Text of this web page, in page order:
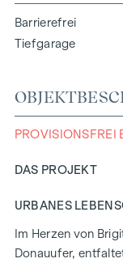
Barrierefrei
Tiefgarage
PROVISIONSFREI
DAS PROJEKT
URBANES
Im Herzen von
Donauufer,